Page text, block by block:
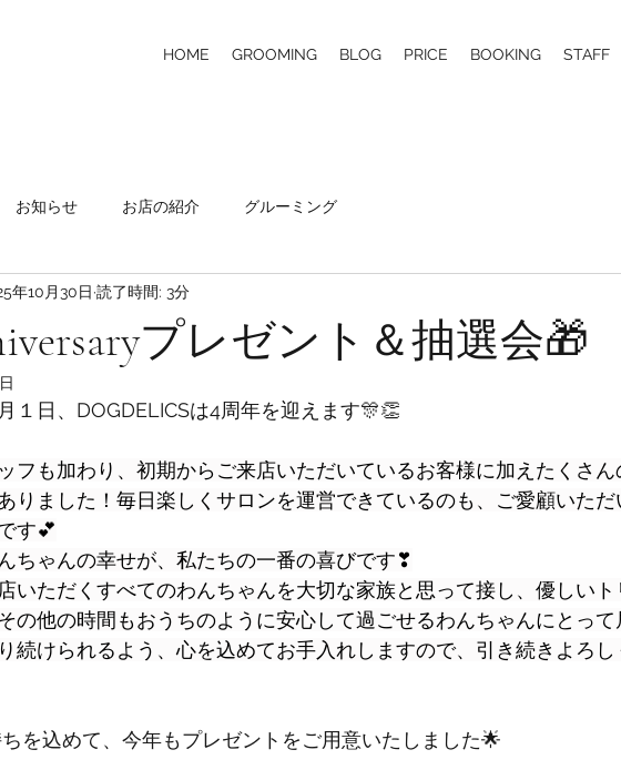
HOME GROOMING BLOG PRICE BOOKING STAFF
お知らせ お店の紹介 グルーミング
プレゼント＆抽選会🎁
年10月30日 読了時間: 3分
１日、DOGDELICSは4周年を迎えます🎊👏
フも加わり、初期からご来店いただいているお客様に加えたくさん
りました！毎日楽しくサロンを運営できているのも、ご愛顧いただ
す💕
ちゃんの幸せが、私たちの一番の喜びです❣
いただくすべてのわんちゃんを大切な家族と思って接し、優しいト
の他の時間もおうちのように安心して過ごせるわんちゃんにとって
続けられるよう、心を込めてお手入れしますので、引き続きよろし
を込めて、今年もプレゼントをご用意いたしました🌟